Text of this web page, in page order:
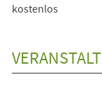
kostenlos